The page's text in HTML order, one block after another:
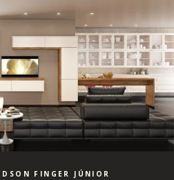
FINGER JÚNIOR